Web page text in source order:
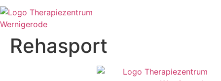
Rehasport